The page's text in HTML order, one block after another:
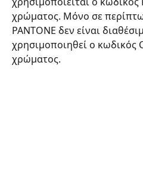
χρώματος. Μόνο σε
PANTONE δεν είναι
χρησιμοποιηθεί ο κωδικός
χρώματος.